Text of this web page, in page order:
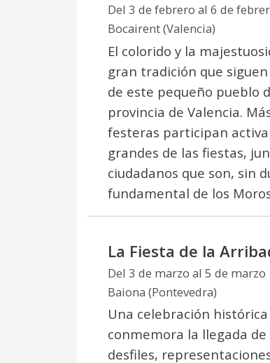
Del 3 de febrero al 6 de
Bocairent (Valencia)
El colorido y la
gran tradición que
de este pequeño pueblo
provincia de Valencia.
festeras participan
grandes de las fiestas,
ciudadanos que son, sin
fundamental de los
La Fiesta de la
Del 3 de marzo al 5 de marzo
Baiona (Pontevedra)
Una celebración
conmemora la llegada de
desfiles,